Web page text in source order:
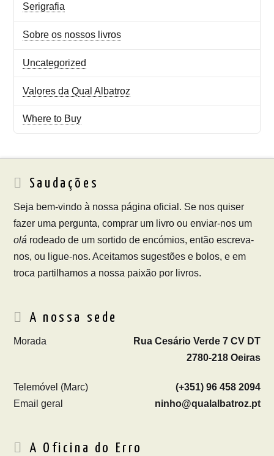
Serigrafia
Sobre os nossos livros
Uncategorized
Valores da Qual Albatroz
Where to Buy
Saudações
Seja bem-vindo à nossa página oficial. Se nos quiser
fazer uma pergunta, comprar um livro ou enviar-nos um
olá rodeado de um sortido de encómios, então escreva-
nos, ou ligue-nos. Aceitamos sugestões e bolos, e em
troca partilhamos a nossa paixão por livros.
A nossa sede
Morada
Rua Cesário Verde 7 CV DT
2780-218 Oeiras
Telemóvel (Marc)
(+351) 96 458 2094
Email geral
ninho@qualalbatroz.pt
A Oficina do Erro